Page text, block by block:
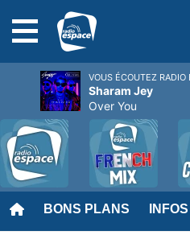
BONS PLANS INFOS
VOUS ÉCOUTEZ RADIO
Sharam Jey
Over You